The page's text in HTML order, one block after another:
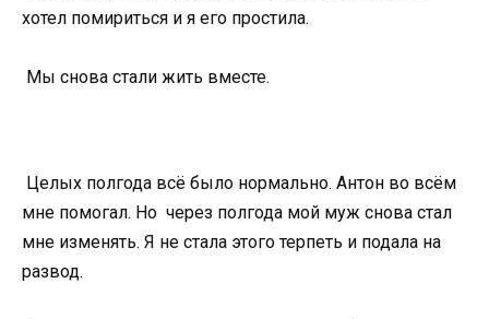
хотел помириться и я его простила.
Мы снова стали жить вместе.
Целых полгода всё было нормально. Антон во всём
мне помогал. Но через полгода мой муж снова стал
мне изменять. Я не стала этого терпеть и подала на
развод.